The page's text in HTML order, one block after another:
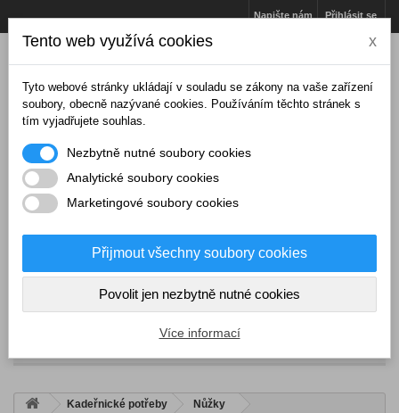
Přihlásit se
Napište nám
Košík (prázdný)
Kadeřnické potřeby
Nůžky
Tento web využívá cookies x
Tyto webové stránky ukládají v souladu se zákony na vaše zařízení
soubory, obecně nazývané cookies. Používáním těchto stránek s
tím vyjadřujete souhlas.
Nezbytně nutné soubory cookies
Analytické soubory cookies
Marketingové soubory cookies
Přijmout všechny soubory cookies
Povolit jen nezbytně nutné cookies
Více informací